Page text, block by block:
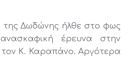
της Δωδώνης ήλθε στο φως
έρευνα στην
τον Κ. Καραπάνο. Αργότερα